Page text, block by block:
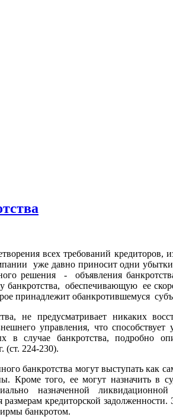
всех требований кредиторов,
уже давно приносит одни
решения - объявления
обеспечивающую ее
принадлежит обанкротившемуся
не предусматривает никаких
управления, что способствует
в случае банкротства, подробно
(ст. 224-230).
банкротства могут выступать как
Кроме того, ее могут назначить в
назначенной ликвидационной
размерам кредиторской
банкротом.